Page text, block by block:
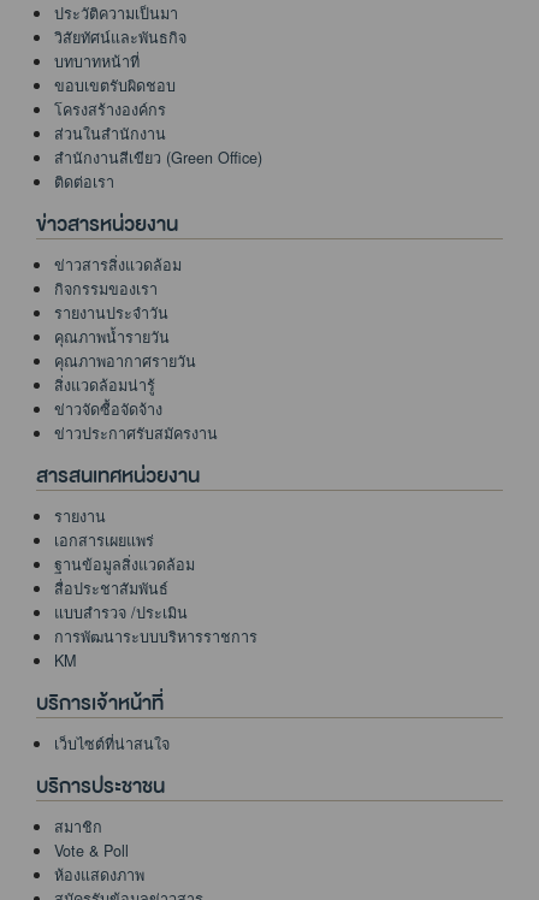
ประวัติความเป็นมา
วิสัยทัศน์และพันธกิจ
บทบาทหน้าที่
ขอบเขตรับผิดชอบ
โครงสร้างองค์กร
ส่วนในสำนักงาน
สำนักงานสีเขียว (Green Office)
ติดต่อเรา
ข่าวสารหน่วยงาน
ข่าวสารสิ่งแวดล้อม
กิจกรรมของเรา
รายงานประจำวัน
คุณภาพน้ำรายวัน
คุณภาพอากาศรายวัน
สิ่งแวดล้อมน่ารู้
ข่าวจัดซื้อจัดจ้าง
ข่าวประกาศรับสมัครงาน
สารสนเทศหน่วยงาน
รายงาน
เอกสารเผยแพร่
ฐานข้อมูลสิ่งแวดล้อม
สื่อประชาสัมพันธ์
แบบสำรวจ /ประเมิน
การพัฒนาระบบบริหารราชการ
KM
บริการเจ้าหน้าที่
เว็บไซต์ที่น่าสนใจ
บริการประชาชน
สมาชิก
Vote & Poll
ห้องแสดงภาพ